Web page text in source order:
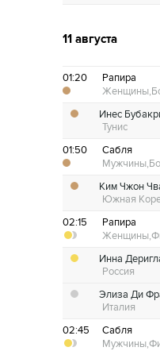
11 августа
01:20
Рапира
Женщины,
Инес
Тунис
01:50
Сабля
Мужчины,
Ким Чжон
Южная
02:15
Рапира
Женщины,
Инна
Россия
Элиза Ди
Италия
02:45
Сабля
Мужчины,